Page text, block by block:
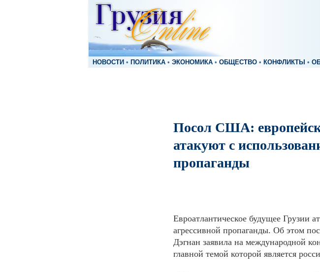
НОВОСТИ • ПОЛИТИКА • ЭКОНОМИКА • ОБЩЕСТВО • КОНФЛИКТЫ •
Посол США:
атакуют с
пропаганды
Евроатлантическое будущее Грузии
агрессивной пропаганды. Об этом
Дэгнан заявила на международной
главной темой которой является